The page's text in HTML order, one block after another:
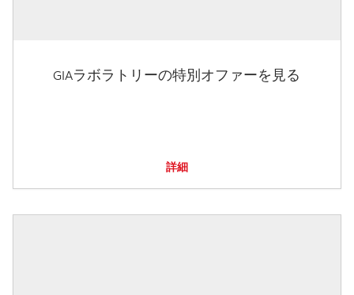
GIAラボラトリーの特別オファーを見る
詳細